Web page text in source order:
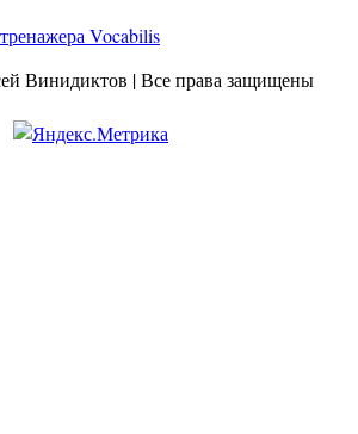
Vocabilis
Винидиктов | Все права защищены